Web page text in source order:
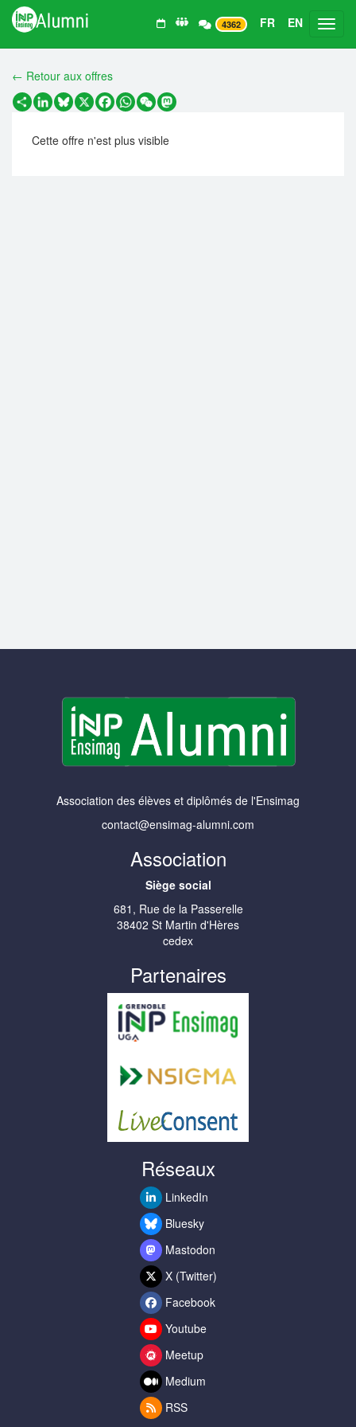
4362 FR EN
← Retour aux offres
PartagerLinkedIn
Bluesky
X Facebook
WhatsApp
WeChatMastodon
Cette offre n'est plus visible
Association des élèves et diplômés de l'Ensimag
contact@ensimag-alumni.com
Association
Siège social
681, Rue de la Passerelle
38402 St Martin d'Hères
cedex
Partenaires
Réseaux
LinkedIn
Bluesky
Mastodon
X (Twitter)
Facebook
Youtube
Meetup
Medium
RSS